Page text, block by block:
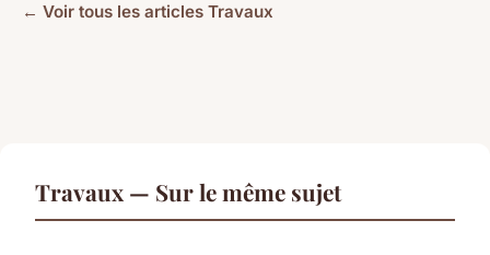
← Voir tous les articles Travaux
Travaux — Sur le même sujet